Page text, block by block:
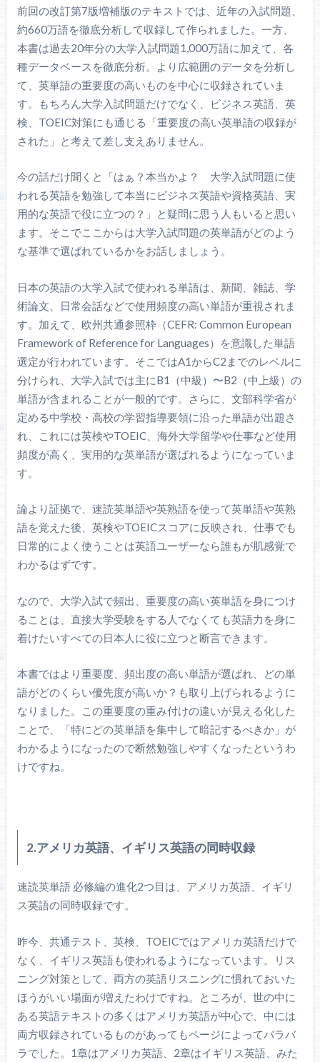
前回の改訂第7版増補版のテキストでは、近年の入試問題、
約660万語を徹底分析して収録して作られました。一方、
本書は過去20年分の大学入試問題1,000万語に加えて、各
種データベースを徹底分析。より広範囲のデータを分析し
て、英単語の重要度の高いものを中心に収録されていま
す。もちろん大学入試問題だけでなく、ビジネス英語、英
検、TOEIC対策にも通じる「重要度の高い英単語の収録が
された」と考えて差し支えありません。
今の話だけ聞くと「はぁ？本当かよ？ 大学入試問題に使
われる英語を勉強して本当にビジネス英語や資格英語、実
用的な英語で役に立つの？」と疑問に思う人もいると思い
ます。そこでここからは大学入試問題の英単語がどのよう
な基準で選ばれているかをお話しましょう。
日本の英語の大学入試で使われる単語は、新聞、雑誌、学
術論文、日常会話などで使用頻度の高い単語が重視されま
す。加えて、欧州共通参照枠（CEFR: Common European
Framework of Reference for Languages）を意識した単語
選定が行われています。そこではA1からC2までのレベルに
分けられ、大学入試では主にB1（中級）〜B2（中上級）の
単語が含まれることが一般的です。さらに、文部科学省が
定める中学校・高校の学習指導要領に沿った単語が出題さ
れ、これには英検やTOEIC、海外大学留学や仕事など使用
頻度が高く、実用的な英単語が選ばれるようになっていま
す。
論より証拠で、速読英単語や英熟語を使って英単語や英熟
語を覚えた後、英検やTOEICスコアに反映され、仕事でも
日常的によく使うことは英語ユーザーなら誰もが肌感覚で
わかるはずです。
なので、大学入試で頻出、重要度の高い英単語を身につけ
ることは、直接大学受験をする人でなくても英語力を身に
着けたいすべての日本人に役に立つと断言できます。
本書ではより重要度、頻出度の高い単語が選ばれ、どの単
語がどのくらい優先度が高いか？も取り上げられるように
なりました。この重要度の重み付けの違いが見える化した
ことで、「特にどの英単語を集中して暗記するべきか」が
わかるようになったので断然勉強しやすくなったというわ
けですね。
2.アメリカ英語、イギリス英語の同時収録
速読英単語 必修編の進化2つ目は、アメリカ英語、イギリ
ス英語の同時収録です。
昨今、共通テスト、英検、TOEICではアメリカ英語だけで
なく、イギリス英語も使われるようになっています。リス
ニング対策として、両方の英語リスニングに慣れておいた
ほうがいい場面が増えたわけですね。ところが、世の中に
ある英語テキストの多くはアメリカ英語が中心で、中には
両方収録されているものがあってもページによってバラバ
ラでした。1章はアメリカ英語、2章はイギリス英語、みた